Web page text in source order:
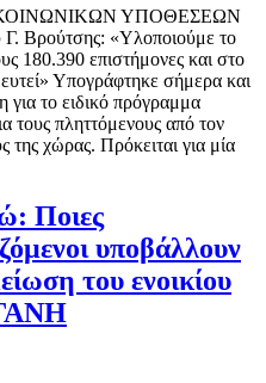
ΥΠΟΘΕΣΕΩΝ
Βρούτσης: «Υλοποιούμε το
180.390 επιστήμονες και στο
Υπογράφτηκε σήμερα και
το ειδικό πρόγραμμα
τους πληττόμενους από τον
της χώρας. Πρόκειται για μία
Ποιες
υποβάλλουν
του ενοικίου